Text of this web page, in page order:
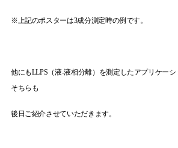
※上記のポスターは3成分測定時の例です。
他にもLLPS （液-液相分離）を測定したアプリケーシ
そちらも
後日ご紹介させていただきます。